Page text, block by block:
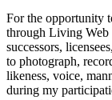
For the opportunity
through Living Web
successors,
to photograph,
likeness, voice,
during my